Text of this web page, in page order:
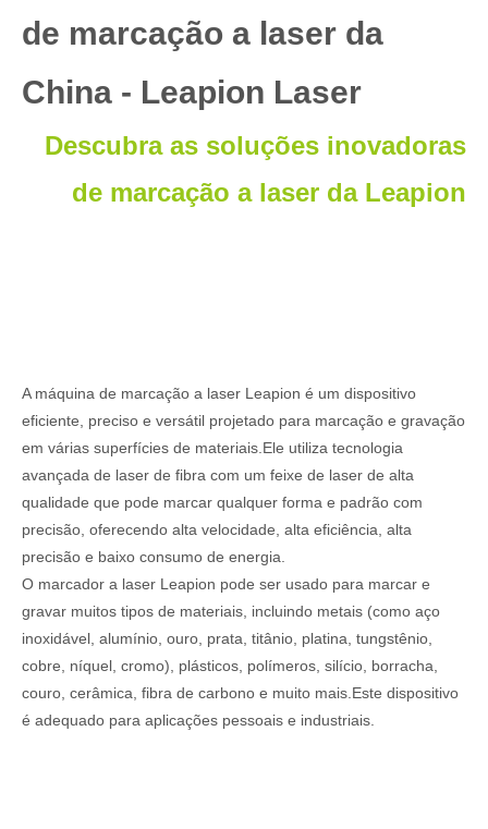
de marcação a laser da
China - Leapion Laser
Descubra as soluções inovadoras
de marcação a laser da Leapion
A máquina de marcação a laser Leapion é um dispositivo
eficiente, preciso e versátil projetado para marcação e gravação
em várias superfícies de materiais.Ele utiliza tecnologia
avançada de laser de fibra com um feixe de laser de alta
qualidade que pode marcar qualquer forma e padrão com
precisão, oferecendo alta velocidade, alta eficiência, alta
precisão e baixo consumo de energia.
O marcador a laser Leapion pode ser usado para marcar e
gravar muitos tipos de materiais, incluindo metais (como aço
inoxidável, alumínio, ouro, prata, titânio, platina, tungstênio,
cobre, níquel, cromo), plásticos, polímeros, silício, borracha,
couro, cerâmica, fibra de carbono e muito mais.Este dispositivo
é adequado para aplicações pessoais e industriais.